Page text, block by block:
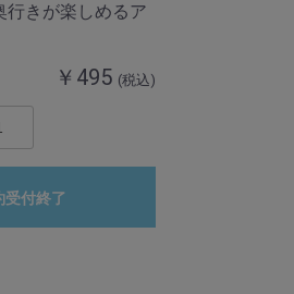
行きが楽しめるア
￥495 (税込)
受付終了